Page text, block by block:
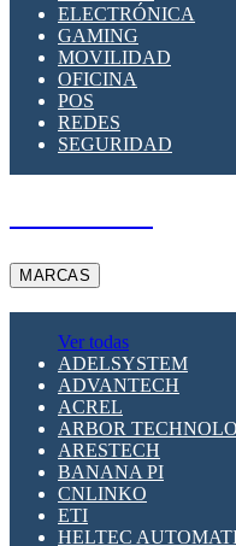
ELECTRÓNICA
GAMING
MOVILIDAD
OFICINA
POS
REDES
SEGURIDAD
MARCAS
Ver todas
ADELSYSTEM
ADVANTECH
ACREL
ARBOR
ARESTECH
BANANA PI
CNLINKO
ETI
HELTEC